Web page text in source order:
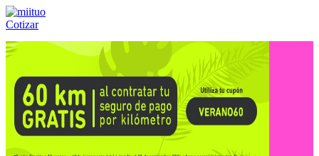
Cotizar
Llámanos al:(55) 84-21-05-00 ó